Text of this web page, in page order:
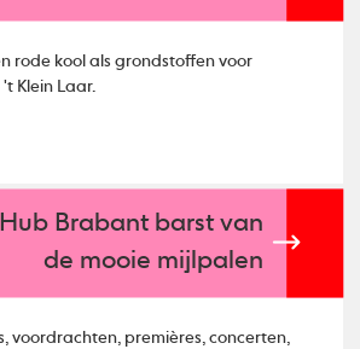
rode kool als grondstoffen voor
Klein Laar.
Brabant barst van
de mooie mijlpalen
voordrachten, premières, concerten,